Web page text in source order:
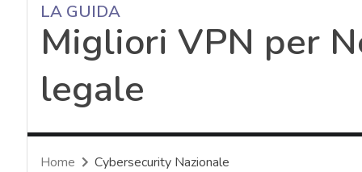
LA GUIDA
Migliori VPN per
legale
Home Cybersecurity Nazionale